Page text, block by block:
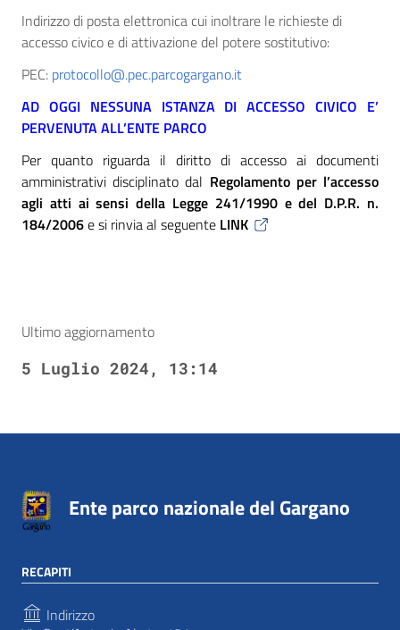
Indirizzo di posta elettronica cui inoltrare le richieste di
accesso civico e di attivazione del potere sostitutivo:
PEC: protocollo@.pec.parcogargano.it
AD OGGI NESSUNA ISTANZA DI ACCESSO CIVICO E’
PERVENUTA ALL’ENTE PARCO
Per quanto riguarda il diritto di accesso ai documenti
amministrativi disciplinato dal Regolamento per l’accesso
agli atti ai sensi della Legge 241/1990 e del D.P.R. n.
184/2006e si rinvia al seguente LINK
Ultimo aggiornamento
5 Luglio 2024, 13:14
Ente parco nazionale del Gargano
RECAPITI
Indirizzo